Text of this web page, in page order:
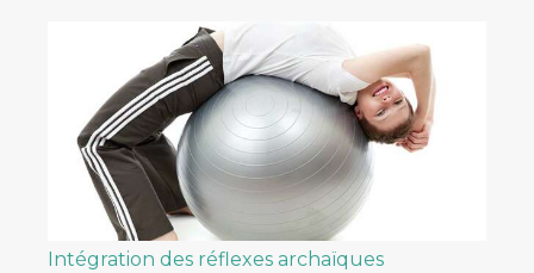
Intégration des réflexes archaïques